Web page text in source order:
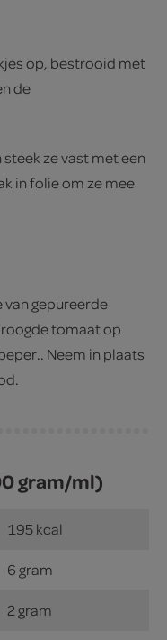
op, bestrooid met
de
ze vast met een
in folie om ze mee
gepureerde
tomaat op
Neem in plaats
gram/ml)
195 kcal
6 gram
2 gram